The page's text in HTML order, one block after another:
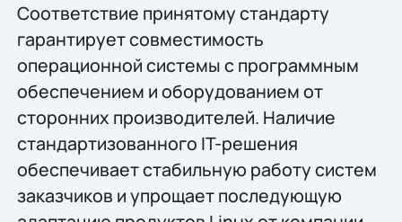
Соответствие принятому стандарту
гарантирует совместимость
операционной системы с программным
обеспечением и оборудованием от
сторонних производителей. Наличие
стандартизованного IT-решения
обеспечивает стабильную работу систем
заказчиков и упрощает последующую